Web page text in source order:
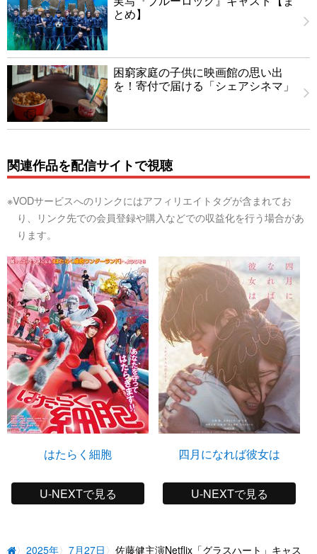
とめ】
困窮家庭の子供に映画館の思い出
を！寄付で届ける「シェアシネマ」
関連作品を配信サイトで視聴
※VODサービスへのリンクにはアフィリエイトタグが含まれてお
り、リンク先での会員登録や購入などでの収益化を行う場合があ
ります。
はたらく細胞
U-NEXTで見る
四月になれば彼女は
U-NEXTで見る
2025年 7月27日 佐藤健主演Netflix「グラスハート」キャス